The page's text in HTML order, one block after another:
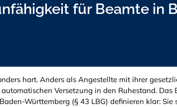
für Beamte in
hart. Anders als Angestellte mit ihrer
Versetzung in den Ruhestand. Das
Württemberg (§ 43 LBG) definieren klar: